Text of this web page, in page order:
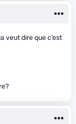
veut dire que c’est